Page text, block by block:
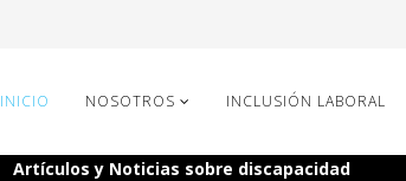
INICIO NOSOTROS INCLUSIÓN LABORAL
Artículos y Noticias sobre discapacidad